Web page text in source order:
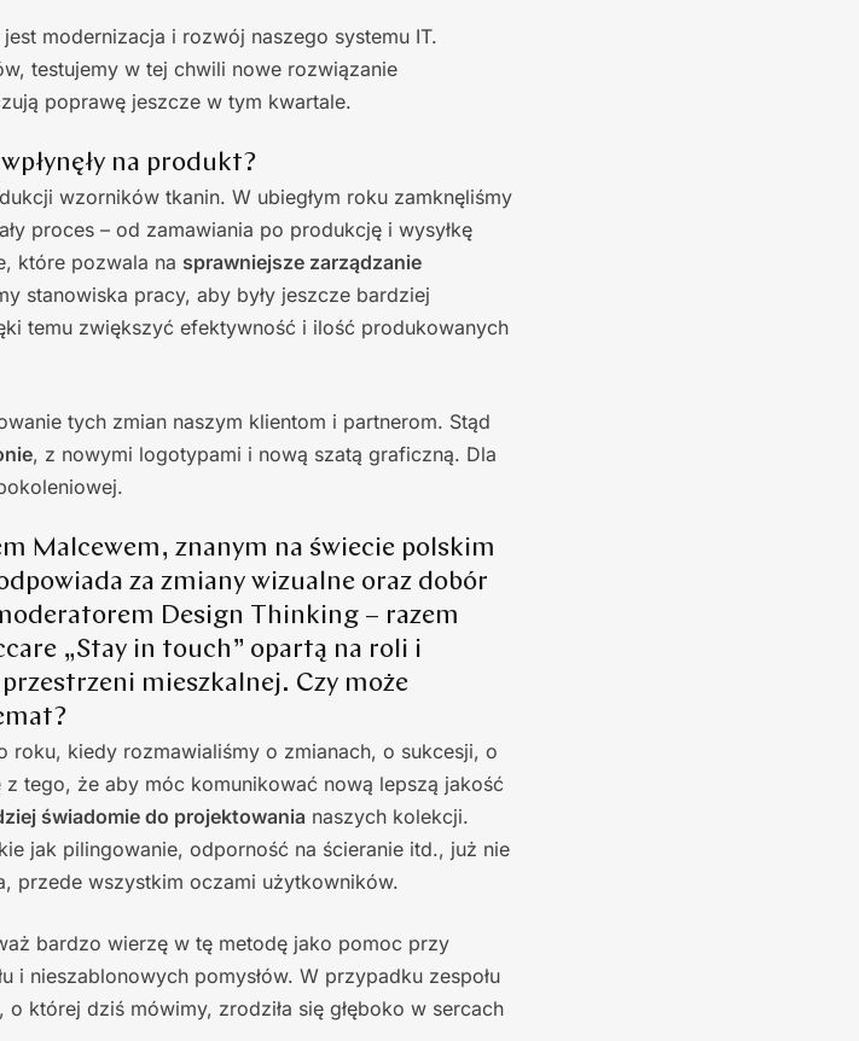
modernizacja i rozwój naszego systemu IT.
testujemy w tej chwili nowe rozwiązanie
poprawę jeszcze w tym kwartale.
na produkt?
wzorników tkanin. W ubiegłym roku zamknęliśmy
proces – od zamawiania po produkcję i wysyłkę
które pozwala na sprawniejsze zarządzanie
stanowiska pracy, aby były jeszcze bardziej
temu zwiększyć efektywność i ilość produkowanych
tych zmian naszym klientom i partnerom. Stąd
, z nowymi logotypami i nową szatą graficzną. Dla
Malcewem, znanym na świecie polskim
za zmiany wizualne oraz dobór
Design Thinking – razem
„Stay in touch” opartą na roli i
mieszkalnej. Czy może
roku, kiedy rozmawialiśmy o zmianach, o sukcesji, o
tego, że aby móc komunikować nową lepszą jakość
świadomie do projektowania naszych kolekcji.
jak pilingowanie, odporność na ścieranie itd., już nie
przede wszystkim oczami użytkowników.
bardzo wierzę w tę metodę jako pomoc przy
i nieszablonowych pomysłów. W przypadku zespołu
o której dziś mówimy, zrodziła się głęboko w sercach